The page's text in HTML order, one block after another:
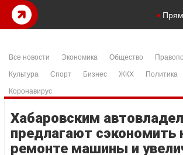
Все новости Экономика Общество
Культура
Спорт Бизнес ЖКХ Политика
Коронавирус
Хабаровским
предлагают сэкономить
ремонте машины и